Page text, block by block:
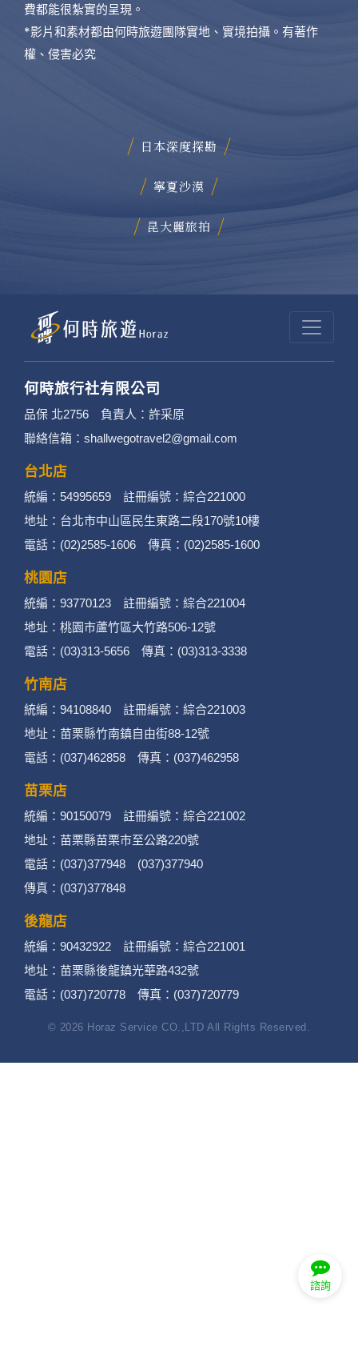
費都能很紮實的呈現。
*影片和素材都由何時旅遊團隊實地、實境拍攝。有著作
權、侵害必究
日本深度探勘
寧夏沙漠
昆大麗旅拍
諮詢
何時旅行社有限公司
品保 北2756 負責人：許采原
聯絡信箱：shallwegotravel2@gmail.com
台北店
統編：54995659 註冊編號：綜合221000
地址：台北市中山區民生東路二段170號10樓
電話：(02)2585-1606 傳真：(02)2585-1600
桃園店
統編：93770123 註冊編號：綜合221004
地址：桃園市蘆竹區大竹路506-12號
電話：(03)313-5656 傳真：(03)313-3338
竹南店
統編：94108840 註冊編號：綜合221003
地址：苗栗縣竹南鎮自由街88-12號
電話：(037)462858 傳真：(037)462958
苗栗店
統編：90150079 註冊編號：綜合221002
地址：苗栗縣苗栗市至公路220號
電話：(037)377948 (037)377940
傳真：(037)377848
後龍店
統編：90432922 註冊編號：綜合221001
地址：苗栗縣後龍鎮光華路432號
電話：(037)720778 傳真：(037)720779
© 2026 Horaz Service CO.,LTD All Rights Reserved.